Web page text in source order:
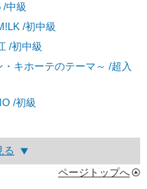
/中級
/初中級
/初中級
キホーテのテーマ～ /超入
/初級
る
ページトップへ